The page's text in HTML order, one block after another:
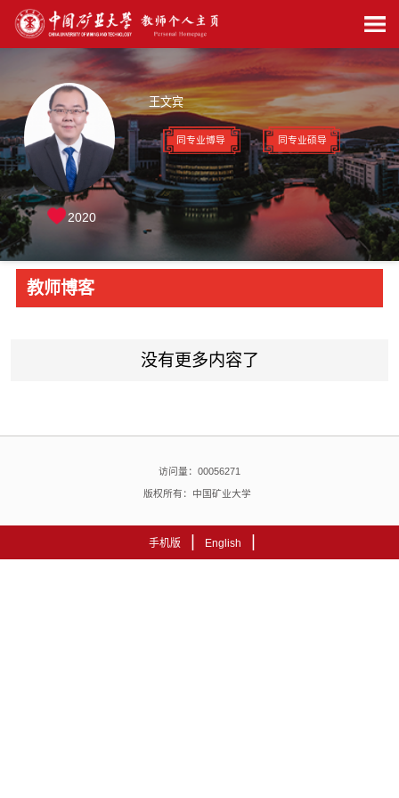
王文宾
同专业博导 同专业硕导
2020
教师博客
没有更多内容了
访问量： 00056271
版权所有：中国矿业大学
手机版 English